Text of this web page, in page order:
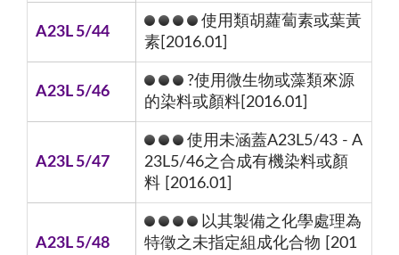
A23L 5/44
使用類胡蘿蔔素或葉黃
素[2016.01]
A23L 5/46
?使用微生物或藻類來源
的染料或顏料[2016.01]
A23L 5/47
使用未涵蓋A23L5/43 - A
23L5/46之合成有機染料或顏
料 [2016.01]
A23L 5/48
以其製備之化學處理為
特徵之未指定組成化合物 [201